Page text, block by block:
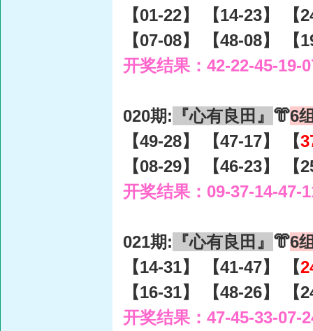
【01-22】 【14-23】 【
【07-08】 【48-08】 【
开奖结果：42-22-45-19-
020期: 『心有良田』 👘6
【49-28】 【47-17】 【
【08-29】 【46-23】 【
开奖结果：09-37-14-47-
021期: 『心有良田』 👘6
【14-31】 【41-47】 【
【16-31】 【48-26】 【
开奖结果：47-45-33-07-